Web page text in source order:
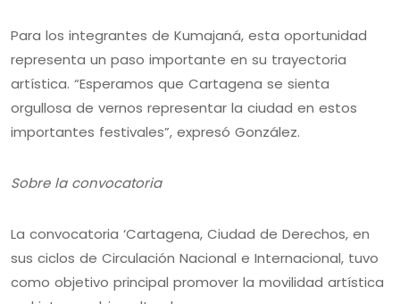
Para los integrantes de Kumajaná, esta oportunidad
representa un paso importante en su trayectoria
artística. “Esperamos que Cartagena se sienta
orgullosa de vernos representar la ciudad en estos
importantes festivales”, expresó González.
Sobre la convocatoria
La convocatoria ‘Cartagena, Ciudad de Derechos, en
sus ciclos de Circulación Nacional e Internacional, tuvo
como objetivo principal promover la movilidad artística